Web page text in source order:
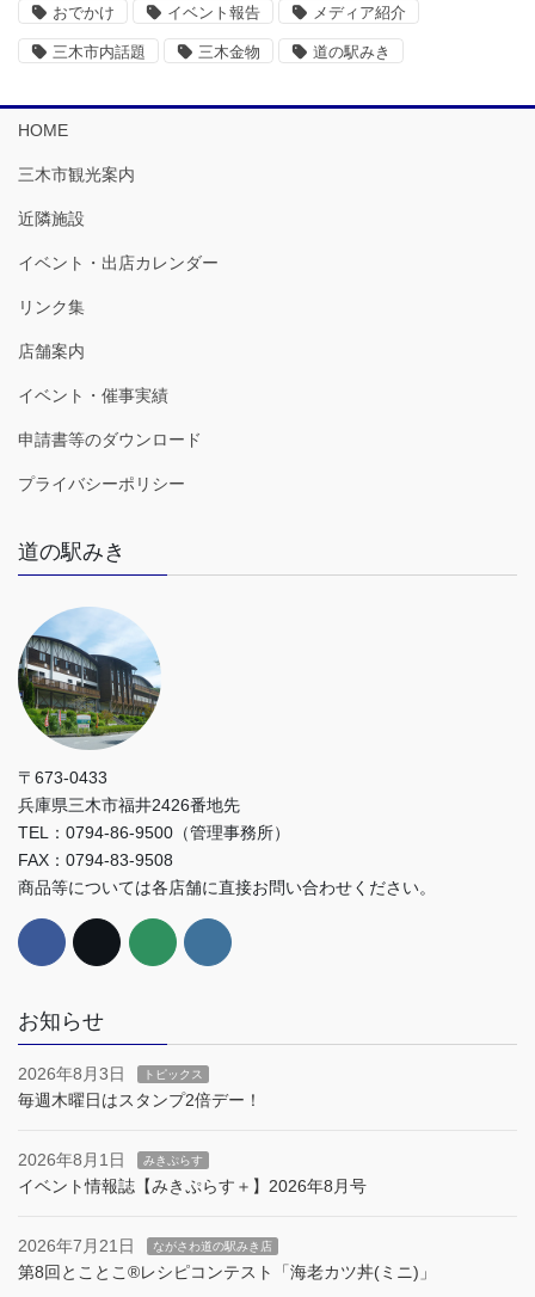
おでかけ イベント報告 メディア紹介
三木市内話題 三木金物 道の駅みき
HOME
三木市観光案内
近隣施設
イベント・出店カレンダー
リンク集
店舗案内
イベント・催事実績
申請書等のダウンロード
プライバシーポリシー
道の駅みき
〒673-0433
兵庫県三木市福井2426番地先
TEL：0794-86-9500（管理事務所）
FAX：0794-83-9508
商品等については各店舗に直接お問い合わせください。
お知らせ
2026年8月3日 トピックス
毎週木曜日はスタンプ2倍デー！
2026年8月1日 みきぷらす
イベント情報誌【みきぷらす＋】2026年8月号
2026年7月21日 ながさわ道の駅みき店
第8回とことこ®︎レシピコンテスト「海老カツ丼(ミニ)」